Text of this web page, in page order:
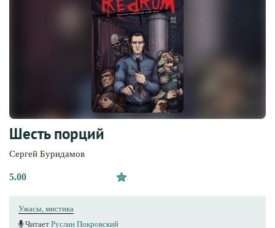
Шесть порций
Сергей Буридамов
5.00
Ужасы, мистика
Читает Руслан Покровский